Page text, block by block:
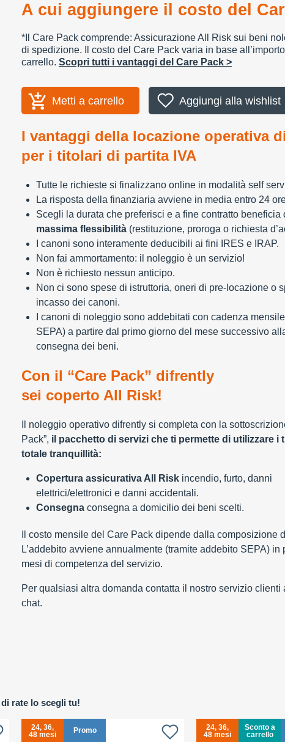
A cui aggiungere il costo del
*Il Care Pack comprende: Assicurazione All Risk sui beni
di spedizione. Il costo del Care Pack varia in base
carrello. Scopri tutti i vantaggi del Care Pack >
Metti a carrello Aggiungi alla wishlist
I vantaggi della locazione operativa
per i titolari di partita IVA
Tutte le richieste si finalizzano online in modalità self
La risposta della finanziaria avviene in media entro 24
Scegli la durata che preferisci e a fine contratto beneficia
massima flessibilità(restituzione, proroga o richiesta
I canoni sono interamente deducibili ai fini IRES e IRAP.
Non fai ammortamento: il noleggio è un servizio!
Non è richiesto nessun anticipo.
Non ci sono spese di istruttoria, oneri di pre-locazione o
incasso dei canoni.
I canoni di noleggio sono addebitati con cadenza
SEPA) a partire dal primo giorno del mese successivo
consegna dei beni.
Con il “Care Pack” difrently
sei coperto All Risk!
Il noleggio operativo difrently si completa con la
Pack”, il pacchetto di servizi che ti permette di utilizzare i
totale tranquillità:
Copertura assicurativa All Riskincendio, furto, danni
elettrici/elettronici e danni accidentali.
Consegnaconsegna a domicilio dei beni scelti.
Il costo mensile del Care Pack dipende dalla composizione
L’addebito avviene annualmente (tramite addebito SEPA) in
mesi di competenza del servizio.
Per qualsiasi altra domanda contatta il nostro servizio clienti
chat.
rate lo scegli tu!
24, 36,
48 mesi
Promo
24, 36,
48 mesi
Sconto a
carrello